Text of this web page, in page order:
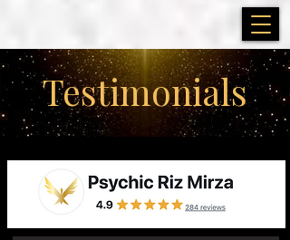
Testimonials